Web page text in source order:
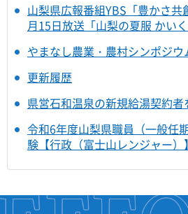
山梨県広報番組YBS「豊かさ
月15日放送「山梨の夏服 かいく
やまなし農業・農村シンポジウ
更新履歴
県営石和温泉の新規給湯契約者
令和6年度山梨県職員（一般任
験【行政（富士山レンジャー）